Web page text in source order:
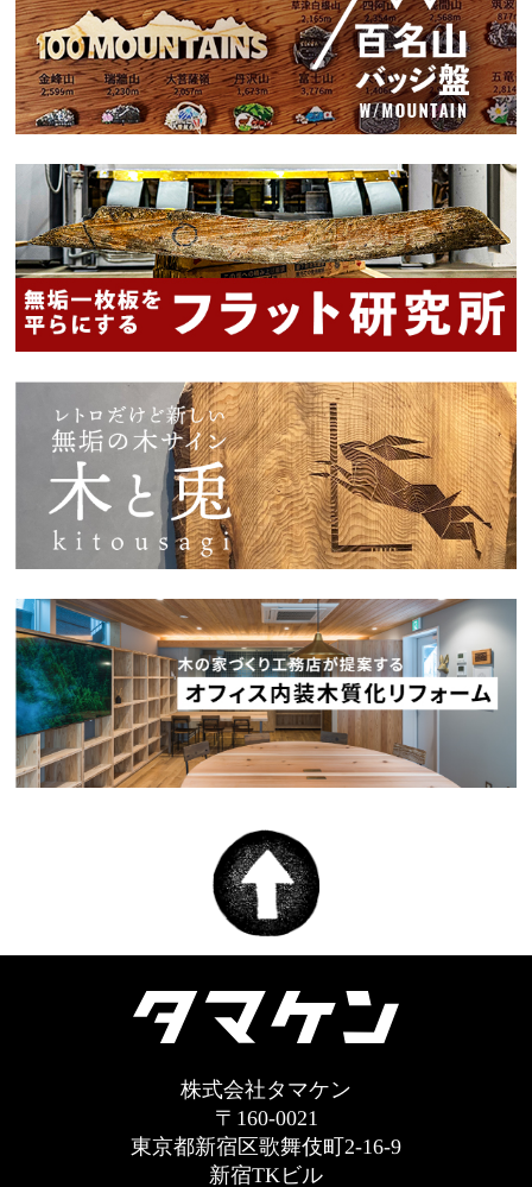
株式会社タマケン
〒160-0021
東京都新宿区歌舞伎町2-16-9
新宿TKビル